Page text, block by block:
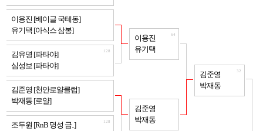
이용진 [베이글 국테동]
유기택 [아식스 삼봉]
김유명 [파타야]
심성보 [파타야]
128
김준영 [천안로얄클럽]
박재동 [로얄]
조두원 [RnB 명성 금..]
128
이용진
유기택
64
김준영
박재동
김준영
박재동
32